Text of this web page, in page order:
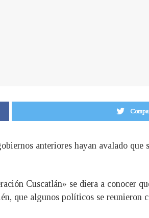
anteriores hayan avalado que
Cuscatlán» se diera a conocer
que algunos políticos se reunieron